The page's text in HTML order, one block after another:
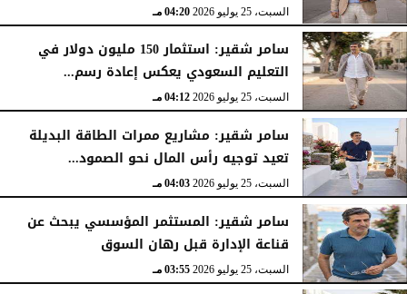
السبت، 25 يوليو 2026 04:20 مـ
سامر شقير: استثمار 150 مليون دولار في
التعليم السعودي يعكس إعادة رسم...
السبت، 25 يوليو 2026 04:12 مـ
سامر شقير: مشاريع ممرات الطاقة البديلة
تعيد توجيه رأس المال نحو الصمود...
السبت، 25 يوليو 2026 04:03 مـ
سامر شقير: المستثمر المؤسسي يبحث عن
قناعة الإدارة قبل رهان السوق
السبت، 25 يوليو 2026 03:55 مـ